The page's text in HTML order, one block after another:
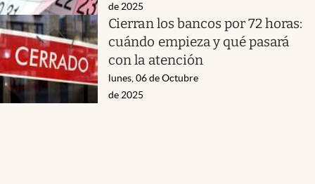
de 2025
Cierran los bancos por 72 horas:
cuándo empieza y qué pasará
con la atención
lunes, 06 de Octubre
de 2025